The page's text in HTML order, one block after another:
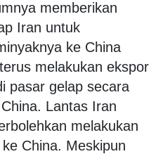
memberikan
Iran untuk
ke China
melakukan ekspor
pasar gelap secara
Lantas Iran
melakukan
China. Meskipun